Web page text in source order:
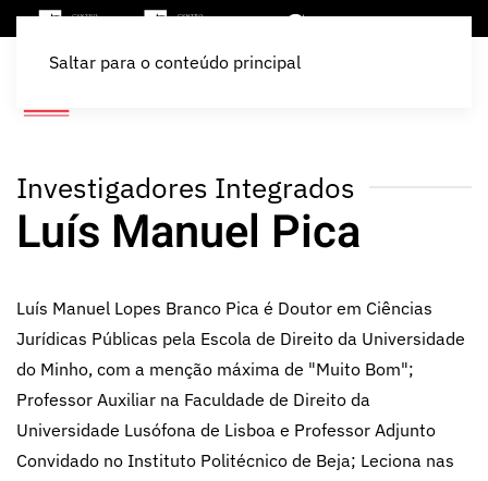
Saltar para o conteúdo principal
Investigadores Integrados
Luís Manuel Pica
Luís Manuel Lopes Branco Pica é Doutor em Ciências
Jurídicas Públicas pela Escola de Direito da Universidade
do Minho, com a menção máxima de "Muito Bom";
Professor Auxiliar na Faculdade de Direito da
Universidade Lusófona de Lisboa e Professor Adjunto
Convidado no Instituto Politécnico de Beja; Leciona nas